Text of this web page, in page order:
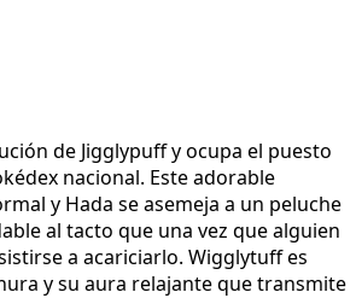
de Jigglypuff y ocupa el puesto
nacional. Este adorable
y Hada se asemeja a un peluche
al tacto que una vez que alguien
a acariciarlo. Wigglytuff es
y su aura relajante que transmite